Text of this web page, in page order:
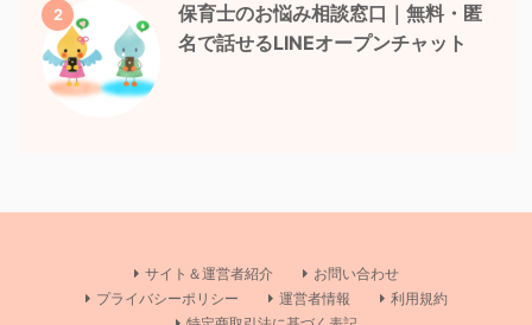
2
保育士のお悩み相談窓口｜無料・匿
名で話せるLINEオープンチャット
サイト＆運営者紹介
お問い合わせ
プライバシーポリシー
運営者情報
利用規約